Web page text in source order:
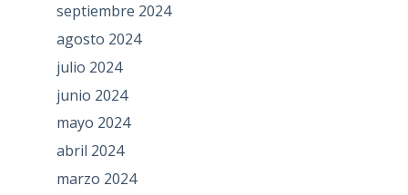
septiembre 2024
agosto 2024
julio 2024
junio 2024
mayo 2024
abril 2024
marzo 2024